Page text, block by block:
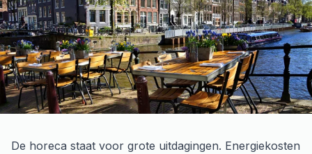
De horeca staat voor grote uitdagingen. Energiekosten